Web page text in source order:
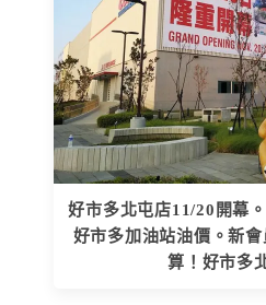
好市多北屯店11/20開幕
好市多加油站油價。新
算！好市多